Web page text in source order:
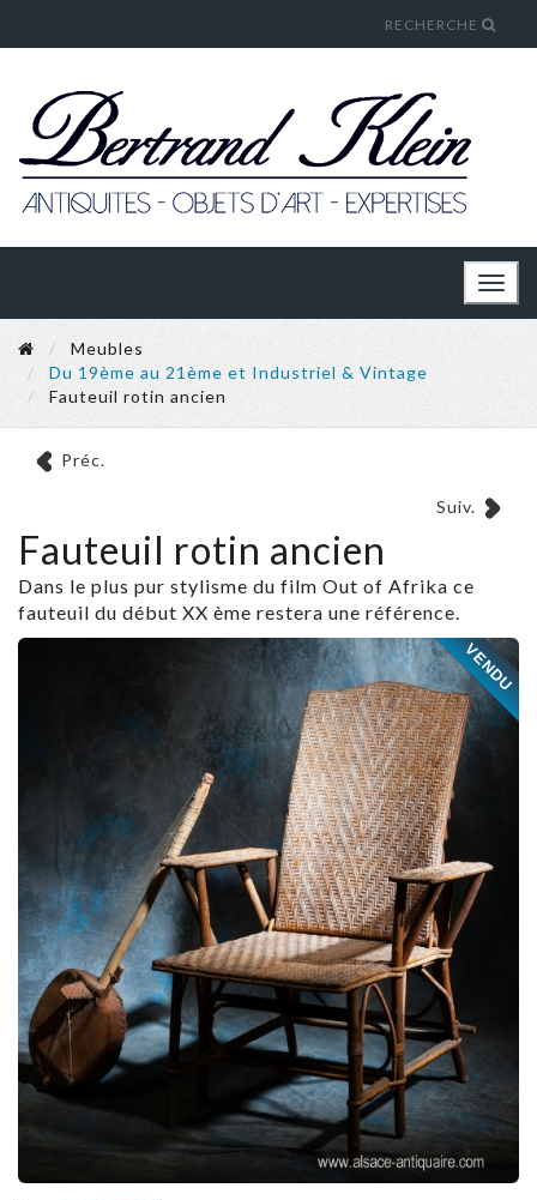
RECHERCHE
Meubles
Du 19ème au 21ème et Industriel & Vintage
Fauteuil rotin ancien
Préc.
Suiv.
Fauteuil rotin ancien
Dans le plus pur stylisme du film Out of Afrika ce
fauteuil du début XX ème restera une référence.
VENDU